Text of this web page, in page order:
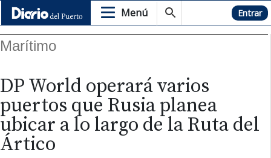
Menú Hemeroteca Entrar
Marítimo
DP World operará varios
puertos que Rusia planea
ubicar a lo largo de la Ruta del
Ártico